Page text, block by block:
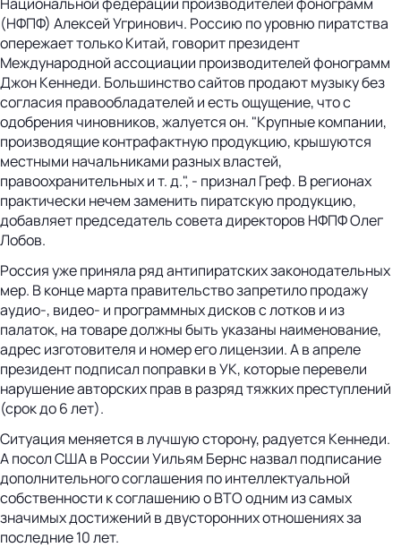
(НФПФ) Алексей Угринович. Россию по уровню пиратства
опережает только Китай, говорит президент
Международной ассоциации производителей фонограмм
Джон Кеннеди. Большинство сайтов продают музыку без
согласия правообладателей и есть ощущение, что с
одобрения чиновников, жалуется он. "Крупные компании,
производящие контрафактную продукцию, крышуются
местными начальниками разных властей,
правоохранительных и т. д.", - признал Греф. В регионах
практически нечем заменить пиратскую продукцию,
добавляет председатель совета директоров НФПФ Олег
Лобов.
Россия уже приняла ряд антипиратских законодательных
мер. В конце марта правительство запретило продажу
аудио-, видео- и программных дисков с лотков и из
палаток, на товаре должны быть указаны наименование,
адрес изготовителя и номер его лицензии. А в апреле
президент подписал поправки в УК, которые перевели
нарушение авторских прав в разряд тяжких преступлений
(срок до 6 лет).
Ситуация меняется в лучшую сторону, радуется Кеннеди.
А посол США в России Уильям Бернс назвал подписание
дополнительного соглашения по интеллектуальной
собственности к соглашению о ВТО одним из самых
значимых достижений в двусторонних отношениях за
последние 10 лет.